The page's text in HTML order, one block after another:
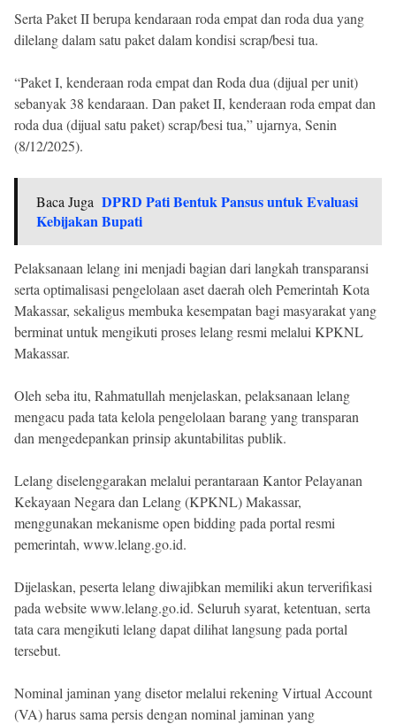
Serta Paket II berupa kendaraan roda empat dan roda dua yang
dilelang dalam satu paket dalam kondisi scrap/besi tua.
“Paket I, kenderaan roda empat dan Roda dua (dijual per unit)
sebanyak 38 kendaraan. Dan paket II, kenderaan roda empat dan
roda dua (dijual satu paket) scrap/besi tua,” ujarnya, Senin
(8/12/2025).
Baca Juga DPRD Pati Bentuk Pansus untuk Evaluasi
Kebijakan Bupati
Pelaksanaan lelang ini menjadi bagian dari langkah transparansi
serta optimalisasi pengelolaan aset daerah oleh Pemerintah Kota
Makassar, sekaligus membuka kesempatan bagi masyarakat yang
berminat untuk mengikuti proses lelang resmi melalui KPKNL
Makassar.
Oleh seba itu, Rahmatullah menjelaskan, pelaksanaan lelang
mengacu pada tata kelola pengelolaan barang yang transparan
dan mengedepankan prinsip akuntabilitas publik.
Lelang diselenggarakan melalui perantaraan Kantor Pelayanan
Kekayaan Negara dan Lelang (KPKNL) Makassar,
menggunakan mekanisme open bidding pada portal resmi
pemerintah, www.lelang.go.id.
Dijelaskan, peserta lelang diwajibkan memiliki akun terverifikasi
pada website www.lelang.go.id. Seluruh syarat, ketentuan, serta
tata cara mengikuti lelang dapat dilihat langsung pada portal
tersebut.
Nominal jaminan yang disetor melalui rekening Virtual Account
(VA) harus sama persis dengan nominal jaminan yang